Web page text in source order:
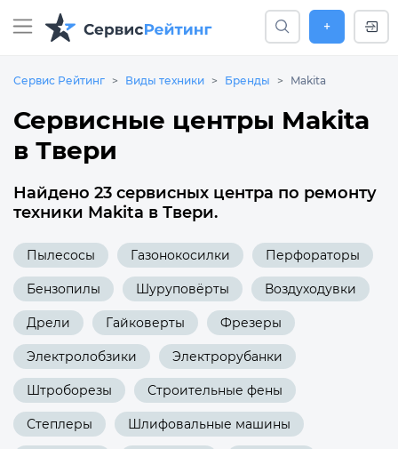
+
Сервис Рейтинг Виды техники Бренды Makita
Сервисные центры Makita
в Твери
Найдено 23 сервисных центра по ремонту
техники Makita в Твери.
Пылесосы Газонокосилки Перфораторы
Бензопилы Шуруповёрты Воздуходувки
Дрели Гайковерты Фрезеры
Электролобзики Электрорубанки
Штроборезы Строительные фены
Степлеры Шлифовальные машины